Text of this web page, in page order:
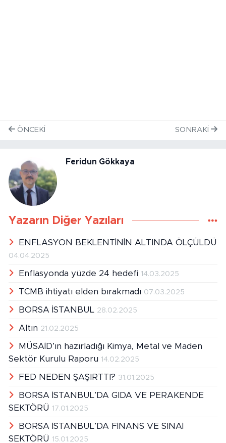
ÖNCEKI SONRAKI
Feridun Gökkaya
Yazarın Diğer Yazıları
ENFLASYON BEKLENTİNİN ALTINDA ÖLÇÜLDÜ
04.04.2025
Enflasyonda yüzde 24 hedefi 14.03.2025
TCMB ihtiyatı elden bırakmadı 07.03.2025
BORSA İSTANBUL 28.02.2025
Altın 21.02.2025
MÜSAİD’ın hazırladığı Kimya, Metal ve Maden
Sektör Kurulu Raporu 14.02.2025
FED NEDEN ŞAŞIRTTI? 31.01.2025
BORSA İSTANBUL’DA GIDA VE PERAKENDE
SEKTÖRÜ 17.01.2025
BORSA İSTANBUL’DA FİNANS VE SINAİ
SEKTÖRÜ 15.01.2025